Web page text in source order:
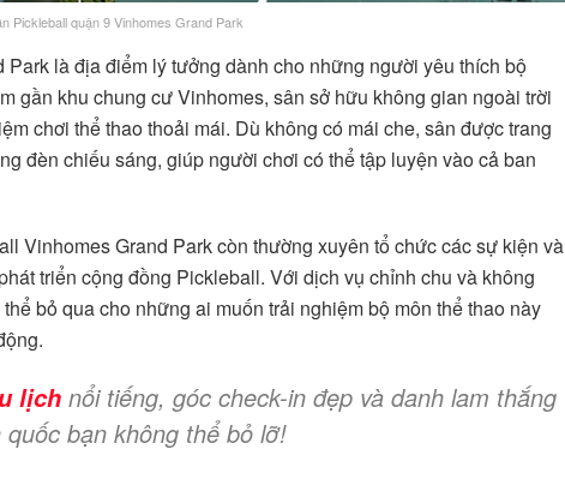
Pickleball quận 9 Vinhomes Grand Park
là địa điểm lý tưởng dành cho những người yêu thích bộ
gần khu chung cư Vinhomes, sân sở hữu không gian ngoài trời
chơi thể thao thoải mái. Dù không có mái che, sân được trang
đèn chiếu sáng, giúp người chơi có thể tập luyện vào cả ban
Vinhomes Grand Park còn thường xuyên tổ chức các sự kiện và
triển cộng đồng Pickleball. Với dịch vụ chỉnh chu và không
bỏ qua cho những ai muốn trải nghiệm bộ môn thể thao này
lịch nổi tiếng, góc check-in đẹp và danh lam thắng
bạn không thể bỏ lỡ!